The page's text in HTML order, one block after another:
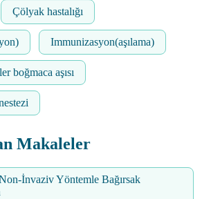
Çölyak hastalığı
Immunizasyon(aşılama)
boğmaca aşısı
Makaleler
İnvaziv Yöntemle Bağırsak